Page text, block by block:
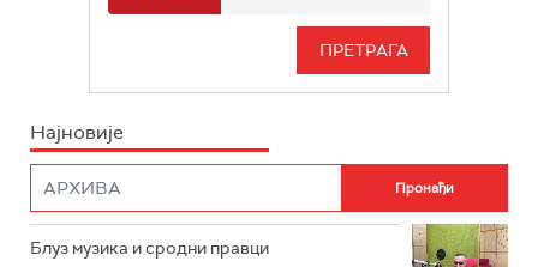
РАДИО БЕОГРАД 3
РАДИО РОКЕНРОЛЕР
ИНФО
Најновије
Блуз музика и сродни правци